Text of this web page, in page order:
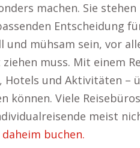
machen. Sie
Entscheidung
und mühsam sein, vor
muss. Mit einem
Hotels und Aktivitäten –
können. Viele
meist
buchen.